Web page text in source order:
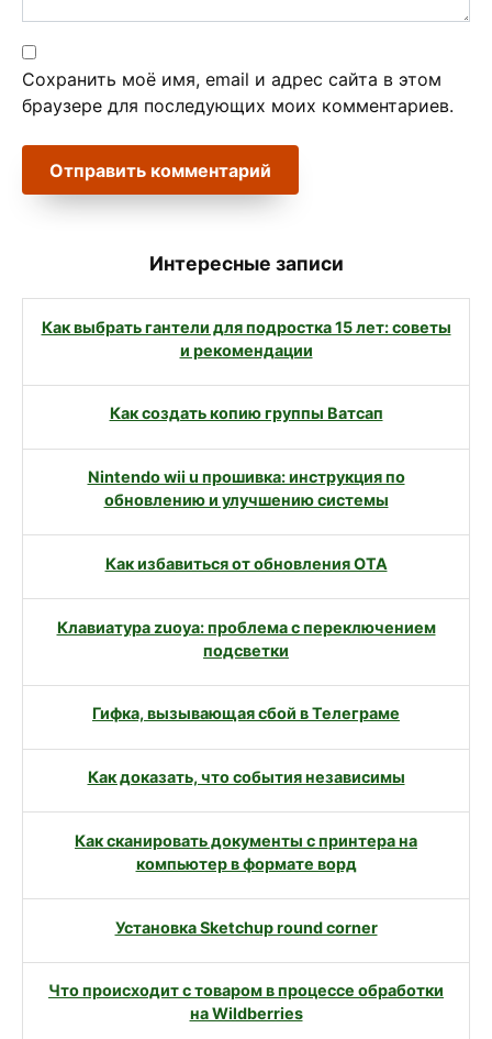
Сохранить моё имя, email и адрес сайта в этом
браузере для последующих моих комментариев.
Интересные записи
Как выбрать гантели для подростка 15 лет: советы
и рекомендации
Как создать копию группы Ватсап
Nintendo wii u прошивка: инструкция по
обновлению и улучшению системы
Как избавиться от обновления OTA
Клавиатура zuoya: проблема с переключением
подсветки
Гифка, вызывающая сбой в Телеграме
Как доказать, что события независимы
Как сканировать документы с принтера на
компьютер в формате ворд
Установка Sketchup round corner
Что происходит с товаром в процессе обработки
на Wildberries